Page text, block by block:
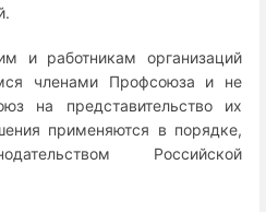
и работникам организаций
членами Профсоюза и не
на представительство их
применяются в порядке,
Российской